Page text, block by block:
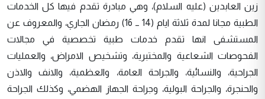
زين العابدين (عليه السلام)، وهي مبادرة تقدم فيها كل الخدمات
الطبية مجانا لمدة ثلاثة ايام (14 ــ 16) رمضان الجاري، والمعروف عن
المستشفى انها تقدم خدمات طبية تخصصية في مجالات
الفحوصات الشعاعية والمختبرية، وتشخيص الامراض، والعمليات
الجراحية، والنسائية، والجراحة العامة، والعظمية، والانف والاذن
والحنجرة، والجراحة البولية، وجراحة الجهاز الهضمي، وكذلك الجراحة